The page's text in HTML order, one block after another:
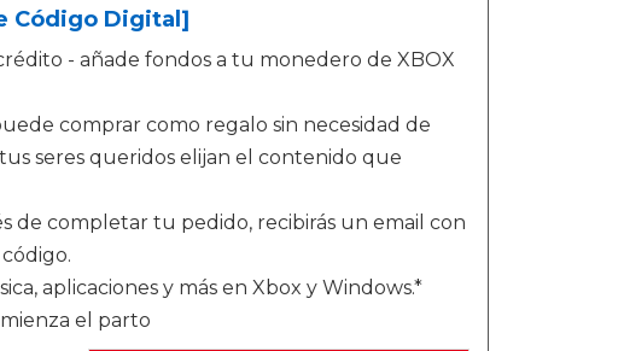
Código Digital]
- añade fondos a tu monedero de XBOX
comprar como regalo sin necesidad de
seres queridos elijan el contenido que
de completar tu pedido, recibirás un email con
aplicaciones y más en Xbox y Windows.*
el parto